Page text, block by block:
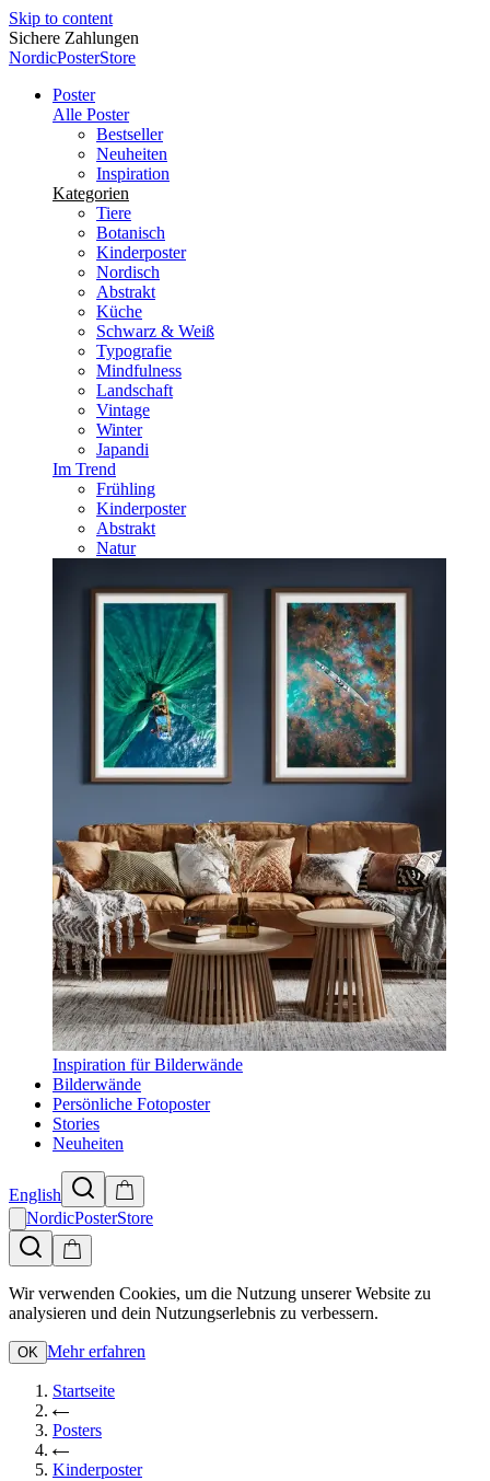
Skip to content
Kostenloser Versand ab 34,99 €
NordicPosterStore
Poster
Alle Poster
Bestseller
Neuheiten
Inspiration
Kategorien
Tiere
Botanisch
Kinderposter
Nordisch
Abstrakt
Küche
Schwarz & Weiß
Typografie
Mindfulness
Landschaft
Vintage
Winter
Japandi
Im Trend
Frühling
Kinderposter
Abstrakt
Natur
Inspiration für Bilderwände
Bilderwände
Persönliche Fotoposter
Stories
Neuheiten
English
NordicPosterStore
Wir verwenden Cookies, um die Nutzung unserer Website zu
analysieren und dein Nutzungserlebnis zu verbessern.
OK Mehr erfahren
Startseite
Posters
Kinderposter